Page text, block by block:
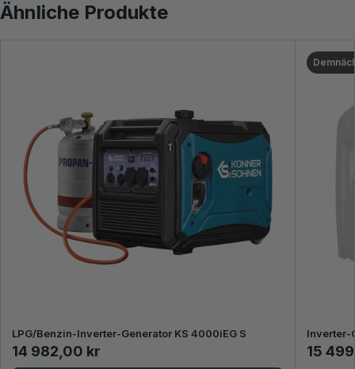
Ähnliche Produkte
LPG/Benzin-Inverter-Generator KS 4000iEG S
14 982,00 kr
Inverter-
15